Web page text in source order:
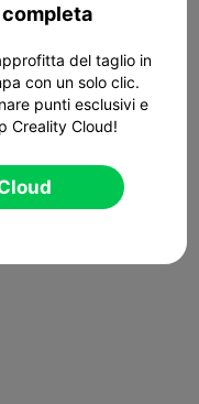
del taglio in
con un solo clic.
punti esclusivi e
Creality Cloud!